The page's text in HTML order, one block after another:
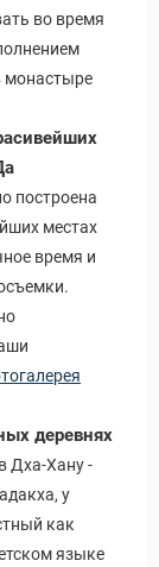
во время
монастыре
построена
местах
время и
деревнях
Дха-Хану -
у
как
языке